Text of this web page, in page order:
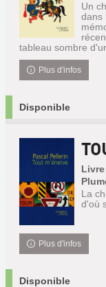
Un
dans
tableau sombre
Plus d'infos
Disponible
La
d'où
Plus d'infos
Disponible